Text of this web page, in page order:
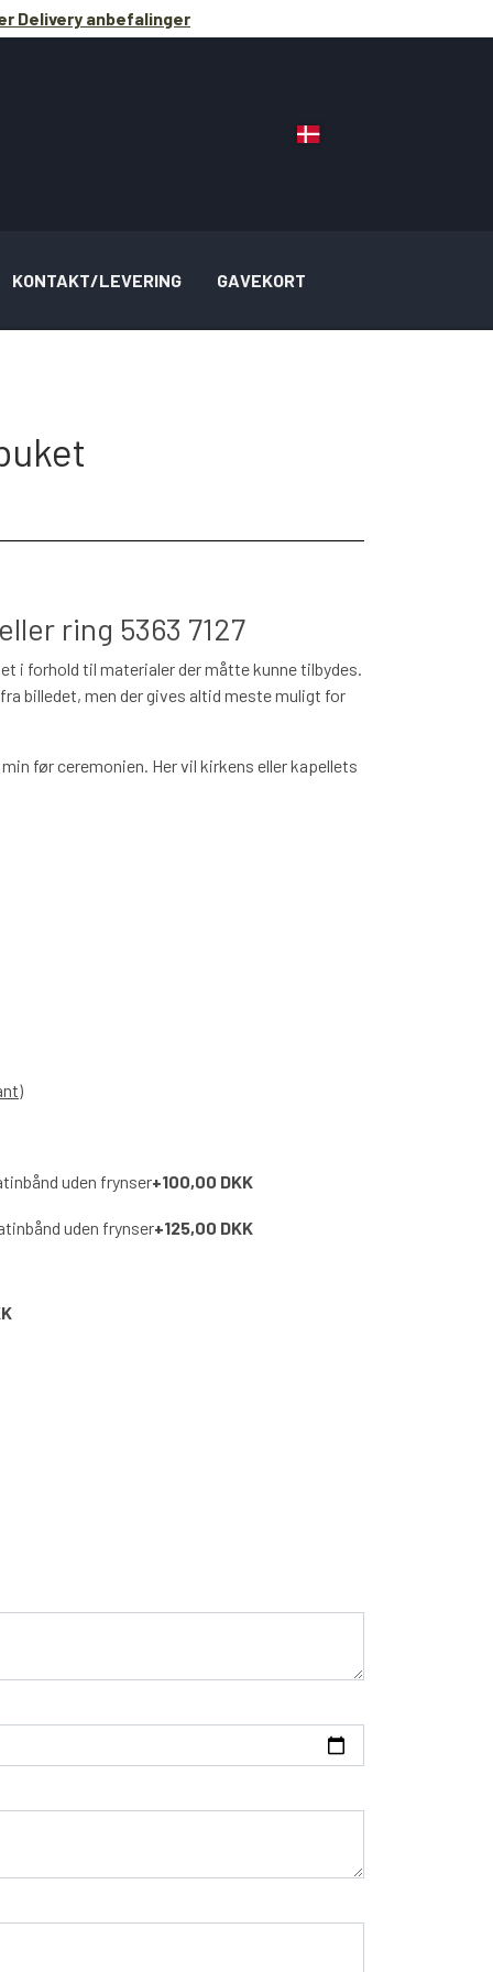
Delivery anbefalinger
KONTAKT/LEVERING GAVEKORT
ring 5363 7127
i forhold til materialer der måtte kunne tilbydes.
billedet, men der gives altid meste muligt for
før ceremonien. Her vil kirkens eller kapellets
uden frynser+100,00 DKK
uden frynser+125,00 DKK